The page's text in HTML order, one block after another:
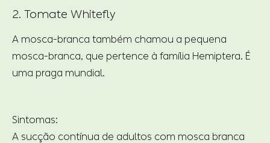
2. Tomate Whitefly
A mosca-branca também chamou a pequena
mosca-branca, que pertence à família Hemiptera. É
uma praga mundial.
Sintomas:
A sucção contínua de adultos com mosca branca